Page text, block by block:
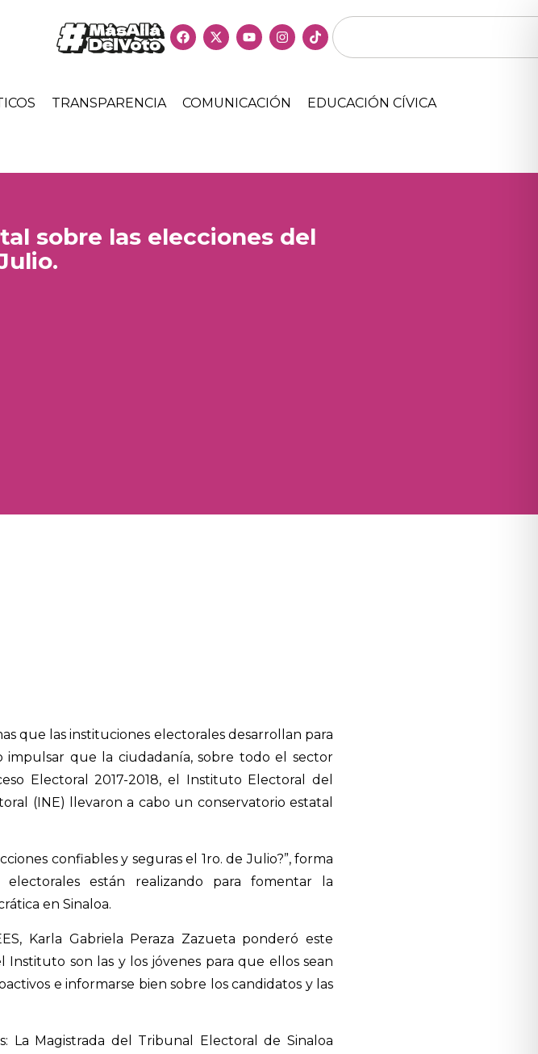
TRANSPARENCIA COMUNICACIÓN EDUCACIÓN CÍVICA
sobre las elecciones del
que las instituciones electorales desarrollan para
que la ciudadanía, sobre todo el sector
Electoral 2017-2018, el Instituto Electoral del
(INE) llevaron a cabo un conservatorio estatal
confiables y seguras el 1ro. de Julio?”, forma
están realizando para fomentar la
en Sinaloa.
Karla Gabriela Peraza Zazueta ponderó este
son las y los jóvenes para que ellos sean
e informarse bien sobre los candidatos y las
La Magistrada del Tribunal Electoral de Sinaloa